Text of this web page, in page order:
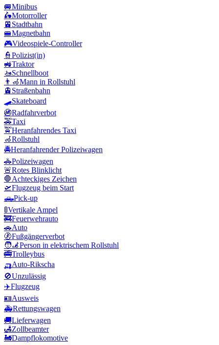
🚐Minibus
🛵Motorroller
🚈 Stadtbahn
🚝Magnetbahn
🎮Videospiele-Controller
👮Polizist(in)
🚜Traktor
🚤Schnellboot
👨‍🦽Mann in Rollstuhl
🚊 Straßenbahn
🛹Skateboard
🚳Radfahrverbot
🚕Taxi
🚖Heranfahrendes Taxi
🦽Rollstuhl
🚔Heranfahrender Polizeiwagen
🚓Polizeiwagen
🚨Rotes Blinklicht
🛑Achteckiges Zeichen
🛫Flugzeug beim Start
🛻Pick-up
🚦Vertikale Ampel
🚒Feuerwehrauto
🚗Auto
🚷Fußgängerverbot
🧑‍🦼Person in elektrischem Rollstuhl
🚎Trolleybus
🛺Auto-Rikscha
🚫Unzulässig
✈️Flugzeug
🪪Ausweis
🚑Rettungswagen
🚚Lieferwagen
🛃Zollbeamter
🚂Dampflokomotive